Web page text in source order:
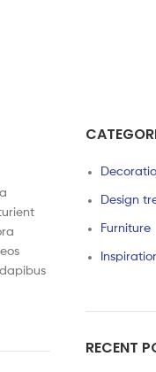
Design
Furniture
RECENT